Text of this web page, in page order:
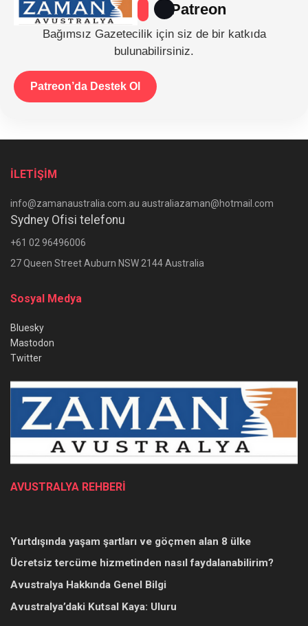
Patreon
Bağımsız Gazetecilik için siz de bir katkıda
bulunabilirsiniz.
Patreon’da Destek Ol
İLETİŞİM
info@zamanaustralia.com.au australiazaman@hotmail.com
Sydney Ofisi telefonu
+61 02 96496006
27 Queen Street Auburn NSW 2144 Australia
Sosyal Medya
Bluesky
Mastodon
Twitter
AVUSTRALYA REHBERİ
Yurtdışında yaşam şartları ve göçmen alan 8 ülke
Ücretsiz tercüme hizmetinden nasıl faydalanabilirim?
Avustralya Hakkında Genel Bilgi
Avustralya’daki Kutsal Kaya: Uluru